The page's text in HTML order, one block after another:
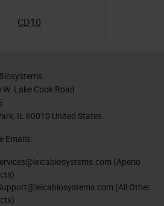
CD10
Lake Cook Road
IL 60010 United States
Emails:
(Aperio
(All Other